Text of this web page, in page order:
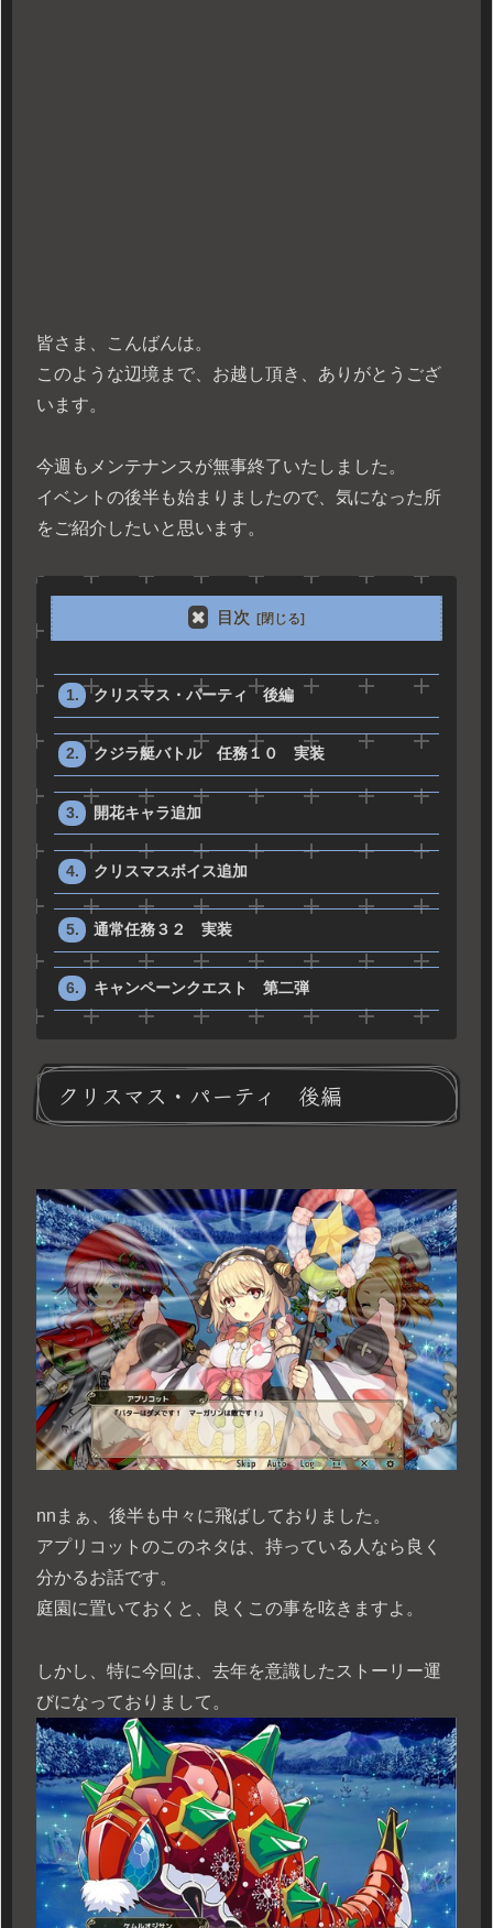
皆さま、こんばんは。
このような辺境まで、お越し頂き、ありがとうござ
います。
今週もメンテナンスが無事終了いたしました。
イベントの後半も始まりましたので、気になった所
をご紹介したいと思います。
目次
クリスマス・パーティ 後編
クジラ艇バトル 任務１０ 実装
開花キャラ追加
クリスマスボイス追加
通常任務３２ 実装
キャンペーンクエスト 第二弾
クリスマス・パーティ 後編
nnまぁ、後半も中々に飛ばしておりました。
アプリコットのこのネタは、持っている人なら良く
分かるお話です。
庭園に置いておくと、良くこの事を呟きますよ。
しかし、特に今回は、去年を意識したストーリー運
びになっておりまして。